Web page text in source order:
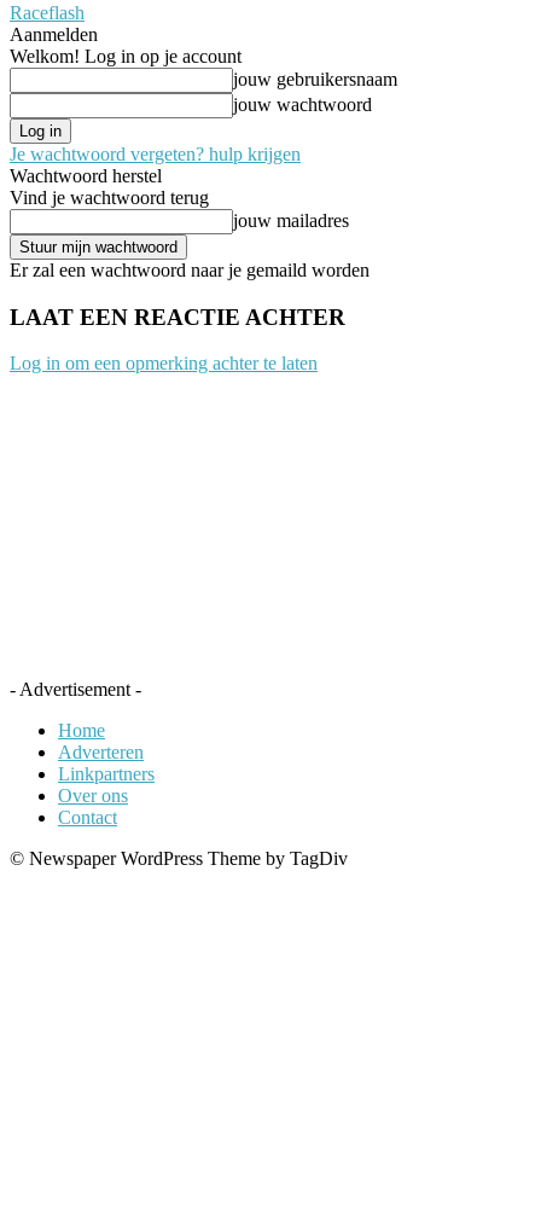
Raceflash
Aanmelden
Welkom! Log in op je account
jouw gebruikersnaam
jouw wachtwoord
Je wachtwoord vergeten? hulp krijgen
Wachtwoord herstel
Vind je wachtwoord terug
jouw mailadres
Er zal een wachtwoord naar je gemaild worden
LAAT EEN REACTIE ACHTER
Log in om een opmerking achter te laten
- Advertisement -
Home
Adverteren
Linkpartners
Over ons
Contact
© Newspaper WordPress Theme by TagDiv